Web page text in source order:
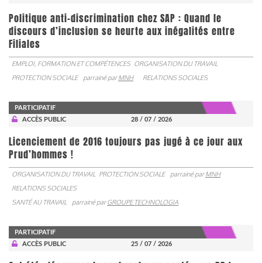
Politique anti-discrimination chez SAP : Quand le
discours d’inclusion se heurte aux inégalités entre
Filiales
EMPLOI, FORMATION ET COMPÉTENCES ORGANISATION DU TRAVAIL
PROTECTION SOCIALE
parrainé parMNH RELATIONS SOCIALES
PARTICIPATIF
ACCÈS PUBLIC
28 / 07 / 2026
Licenciement de 2016 toujours pas jugé à ce jour aux
Prud’hommes !
ORGANISATION DU TRAVAIL PROTECTION SOCIALE parrainé parMNH
RELATIONS SOCIALES
SANTÉ AU TRAVAIL
parrainé parGROUPE TECHNOLOGIA
PARTICIPATIF
ACCÈS PUBLIC
25 / 07 / 2026